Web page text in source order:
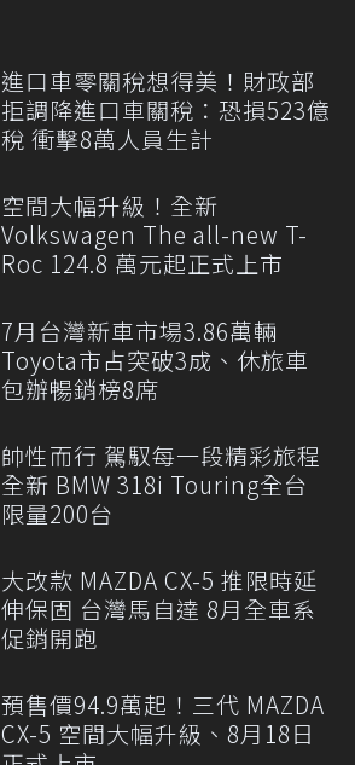
進口車零關稅想得美！財政部
拒調降進口車關稅：恐損523億
稅 衝擊8萬人員生計
空間大幅升級！全新
Volkswagen The all-new T-
Roc 124.8 萬元起正式上市
7月台灣新車市場3.86萬輛
Toyota市占突破3成、休旅車
包辦暢銷榜8席
帥性而行 駕馭每一段精彩旅程
全新 BMW 318i Touring全台
限量200台
大改款 MAZDA CX-5 推限時延
伸保固 台灣馬自達 8月全車系
促銷開跑
預售價94.9萬起！三代 MAZDA
CX-5 空間大幅升級、8月18日